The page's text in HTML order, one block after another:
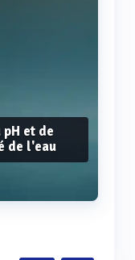
et de
de l'eau